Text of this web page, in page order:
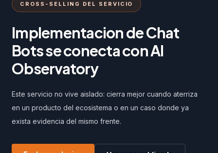
CROSS-SELLING DEL SERVICIO
Implementacion de Chat
Bots se conecta con AI
Observatory
Este servicio no vive aislado: cierra mejor cuando aterriza
en un producto del ecosistema o en un caso donde ya
exista evidencia del mismo frente.